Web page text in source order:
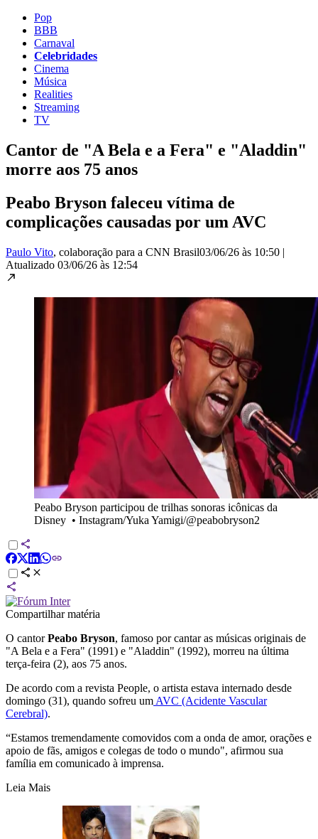
Pop
BBB
Carnaval
Celebridades
Cinema
Música
Realities
Streaming
TV
Cantor de "A Bela e a Fera" e "Aladdin"
morre aos 75 anos
Peabo Bryson faleceu vítima de
complicações causadas por um AVC
Paulo Vito, colaboração para a CNN Brasil03/06/26 às 10:50 |
Atualizado 03/06/26 às 12:54
Peabo Bryson participou de trilhas sonoras icônicas da
Disney • Instagram/Yuka Yamigi/@peabobryson2
Compartilhar matéria
O cantorPeabo Bryson, famoso por cantar as músicas originais de
"A Bela e a Fera" (1991) e "Aladdin" (1992), morreu na última
terça-feira (2), aos 75 anos.
De acordo com a revista People, o artista estava internado desde
domingo (31), quando sofreu um AVC (Acidente Vascular
Cerebral).
“Estamos tremendamente comovidos com a onda de amor, orações e
apoio de fãs, amigos e colegas de todo o mundo", afirmou sua
família em comunicado à imprensa.
Leia Mais